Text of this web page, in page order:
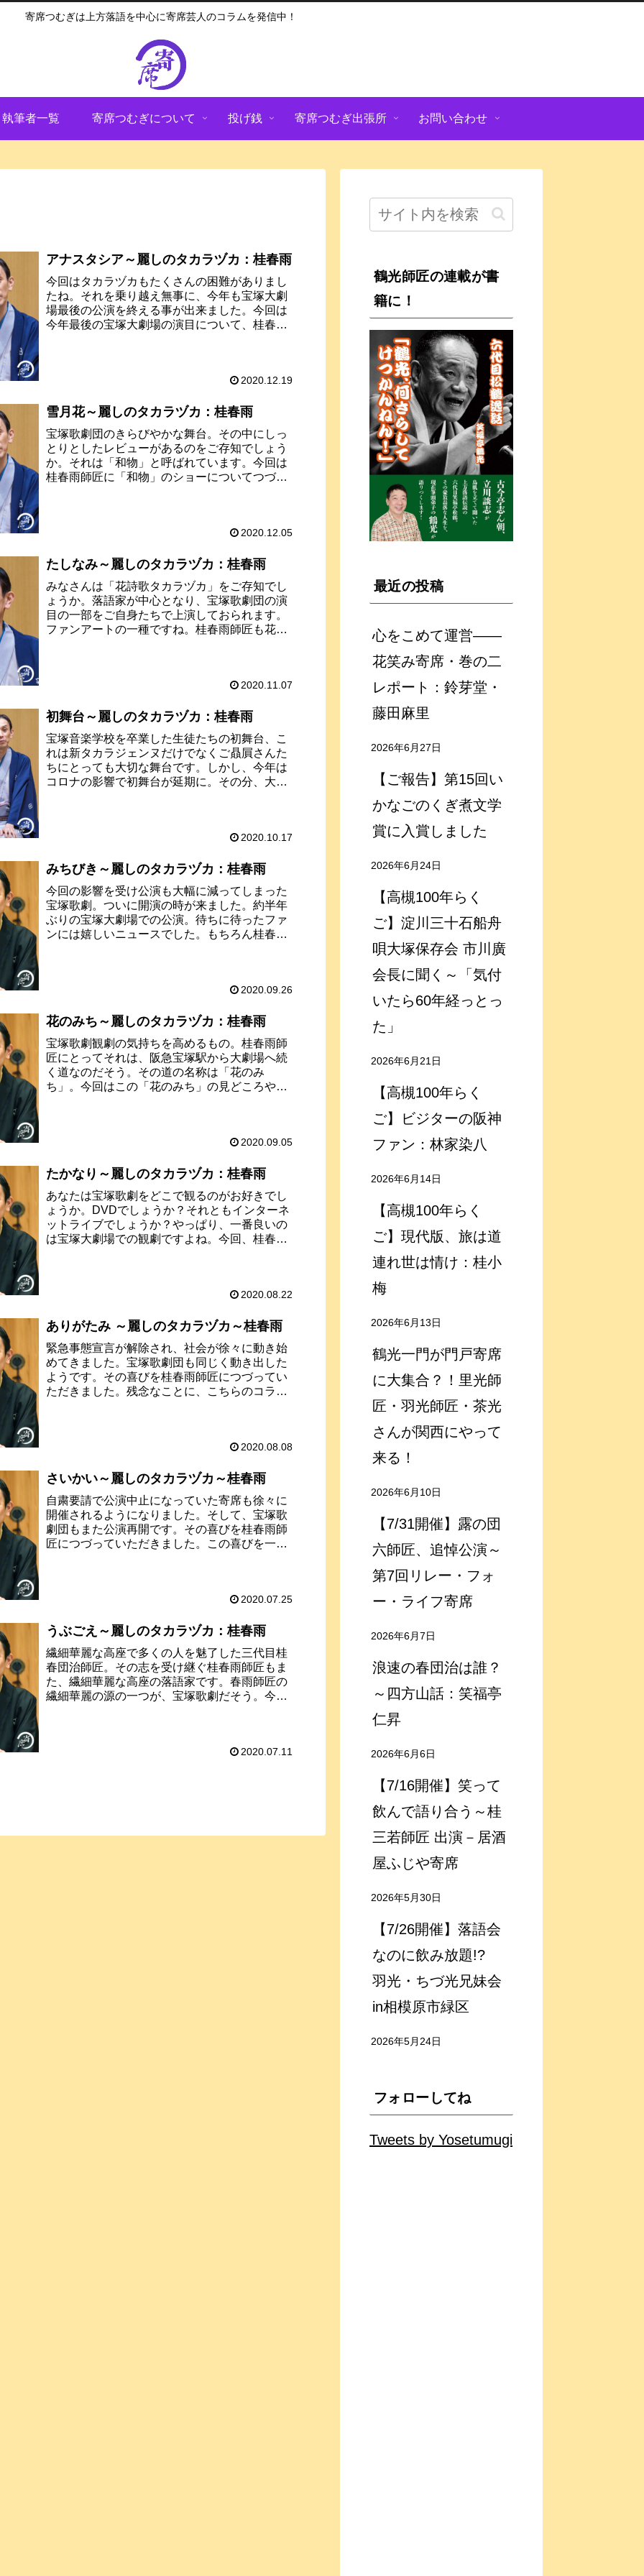
寄席つむぎは上方落語を中心に寄席芸人のコラムを発信中！
執筆者一覧 寄席つむぎについて 投げ銭 寄席つむぎ出張所 お問い合わせ
アナスタシア～麗しのタカラヅカ：桂春雨
今回はタカラヅカもたくさんの困難がありまし
たね。それを乗り越え無事に、今年も宝塚大劇
場最後の公演を終える事が出来ました。今回は
今年最後の宝塚大劇場の演目について、桂春雨
2020.12.19
雪月花～麗しのタカラヅカ：桂春雨
宝塚歌劇団のきらびやかな舞台。その中にしっ
とりとしたレビューがあるのをご存知でしょう
か。それは「和物」と呼ばれています。今回は
桂春雨師匠に「和物」のショーについてつづっ
2020.12.05
たしなみ～麗しのタカラヅカ：桂春雨
みなさんは「花詩歌タカラヅカ」をご存知でし
ょうか。落語家が中心となり、宝塚歌劇団の演
目の一部をご自身たちで上演しておられます。
ファンアートの一種ですね。桂春雨師匠も花詩
2020.11.07
初舞台～麗しのタカラヅカ：桂春雨
宝塚音楽学校を卒業した生徒たちの初舞台、こ
れは新タカラジェンヌだけでなくご贔屓さんた
ちにとっても大切な舞台です。しかし、今年は
コロナの影響で初舞台が延期に。その分、大い
2020.10.17
みちびき～麗しのタカラヅカ：桂春雨
今回の影響を受け公演も大幅に減ってしまった
宝塚歌劇。ついに開演の時が来ました。約半年
ぶりの宝塚大劇場での公演。待ちに待ったファ
ンには嬉しいニュースでした。もちろん桂春雨
2020.09.26
花のみち～麗しのタカラヅカ：桂春雨
宝塚歌劇観劇の気持ちを高めるもの。桂春雨師
匠にとってそれは、阪急宝塚駅から大劇場へ続
く道なのだそう。その道の名称は「花のみ
ち」。今回はこの「花のみち」の見どころや、
2020.09.05
たかなり～麗しのタカラヅカ：桂春雨
あなたは宝塚歌劇をどこで観るのがお好きでし
ょうか。DVDでしょうか？それともインターネ
ットライブでしょうか？やっぱり、一番良いの
は宝塚大劇場での観劇ですよね。今回、桂春雨
2020.08.22
ありがたみ ～麗しのタカラヅカ～桂春雨
緊急事態宣言が解除され、社会が徐々に動き始
めてきました。宝塚歌劇団も同じく動き出した
ようです。その喜びを桂春雨師匠につづってい
ただきました。残念なことに、こちらのコラム
2020.08.08
さいかい～麗しのタカラヅカ～桂春雨
自粛要請で公演中止になっていた寄席も徐々に
開催されるようになりました。そして、宝塚歌
劇団もまた公演再開です。その喜びを桂春雨師
匠につづっていただきました。この喜びを一緒
2020.07.25
うぶごえ～麗しのタカラヅカ：桂春雨
繊細華麗な高座で多くの人を魅了した三代目桂
春団治師匠。その志を受け継ぐ桂春雨師匠もま
た、繊細華麗な高座の落語家です。春雨師匠の
繊細華麗の源の一つが、宝塚歌劇だそう。今回
2020.07.11
鶴光師匠の連載が書
籍に！
最近の投稿
心をこめて運営――
花笑み寄席・巻の二
レポート：鈴芽堂・
藤田麻里
2026年6月27日
【ご報告】第15回い
かなごのくぎ煮文学
賞に入賞しました
2026年6月24日
【高槻100年らく
ご】淀川三十石船舟
唄大塚保存会 市川廣
会長に聞く～「気付
いたら60年経っとっ
た」
2026年6月21日
【高槻100年らく
ご】ビジターの阪神
ファン：林家染八
2026年6月14日
【高槻100年らく
ご】現代版、旅は道
連れ世は情け：桂小
梅
2026年6月13日
鶴光一門が門戸寄席
に大集合？！里光師
匠・羽光師匠・茶光
さんが関西にやって
来る！
2026年6月10日
【7/31開催】露の団
六師匠、追悼公演～
第7回リレー・フォ
ー・ライフ寄席
2026年6月7日
浪速の春団治は誰？
～四方山話：笑福亭
仁昇
2026年6月6日
【7/16開催】笑って
飲んで語り合う～桂
三若師匠 出演－居酒
屋ふじや寄席
2026年5月30日
【7/26開催】落語会
なのに飲み放題!?
羽光・ちづ光兄妹会
in相模原市緑区
2026年5月24日
フォローしてね
Tweets by Yosetumugi